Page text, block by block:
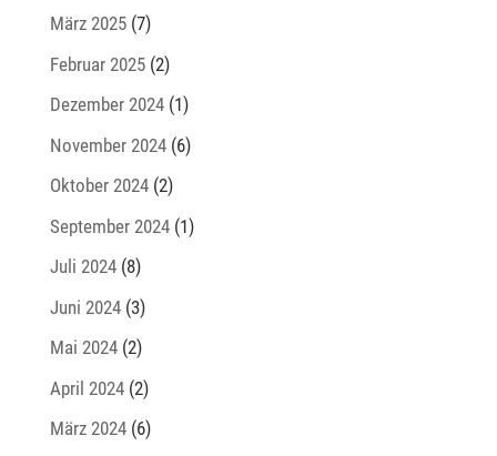
März 2025(7)
Februar 2025(2)
Dezember 2024(1)
November 2024(6)
Oktober 2024(2)
September 2024(1)
Juli 2024(8)
Juni 2024(3)
Mai 2024(2)
April 2024(2)
März 2024(6)